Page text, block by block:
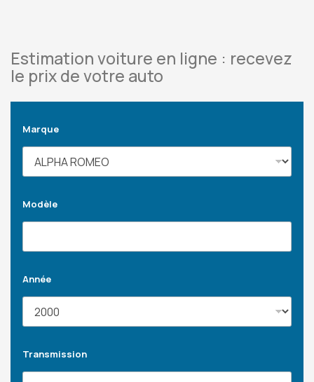
Estimation voiture en ligne : recevez
le prix de votre auto
Marque
Modèle
Année
Transmission